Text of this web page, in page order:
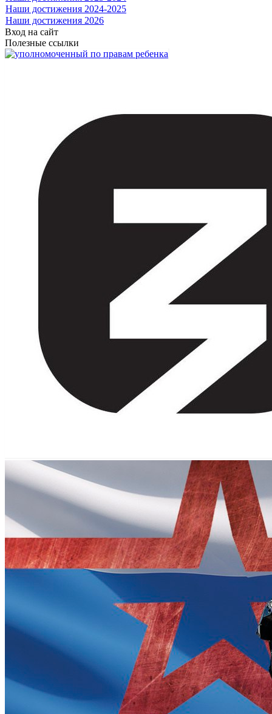
Наши достижения 2024-2025
Наши достижения 2026
Вход на сайт
Полезные ссылки